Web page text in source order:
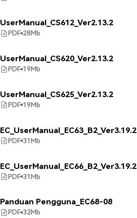
UserManual_CS612_Ver2.13.2
PDF 28Mb
UserManual_CS620_Ver2.13.2
PDF 19Mb
UserManual_CS625_Ver2.13.2
PDF 19Mb
EC_UserManual_EC63_B2_Ver3.19.2
PDF 31Mb
EC_UserManual_EC66_B2_Ver3.19.2
PDF 31Mb
Panduan Pengguna_EC68-08
PDF 32Mb